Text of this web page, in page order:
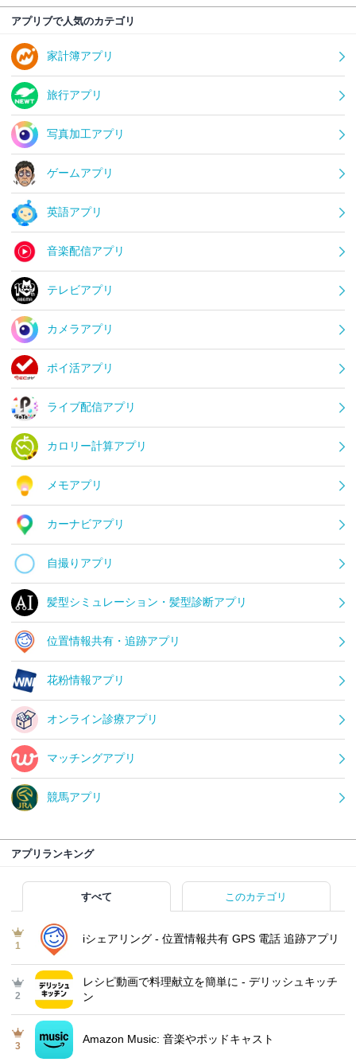
アプリブで人気のカテゴリ
家計簿アプリ
旅行アプリ
写真加工アプリ
ゲームアプリ
英語アプリ
音楽配信アプリ
テレビアプリ
カメラアプリ
ポイ活アプリ
ライブ配信アプリ
カロリー計算アプリ
メモアプリ
カーナビアプリ
自撮りアプリ
髪型シミュレーション・髪型診断アプリ
位置情報共有・追跡アプリ
花粉情報アプリ
オンライン診療アプリ
マッチングアプリ
競馬アプリ
アプリランキング
すべて このカテゴリ
1
iシェアリング - 位置情報共有 GPS 電話 追跡アプリ
2
レシピ動画で料理献立を簡単‪に - デリッシュキッチ
ン
3
Amazon Music: 音楽やポッドキャスト